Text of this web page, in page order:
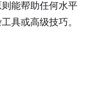
能帮助任何水平
具或高级技巧。